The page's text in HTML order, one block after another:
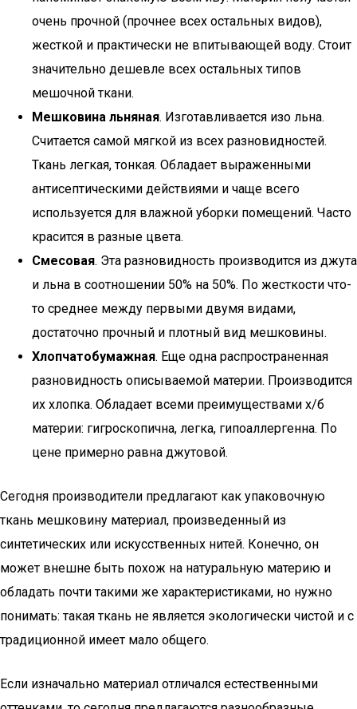
очень прочной (прочнее всех остальных видов),
жесткой и практически не впитывающей воду. Стоит
значительно дешевле всех остальных типов
мешочной ткани.
Мешковина льняная. Изготавливается изо льна.
Считается самой мягкой из всех разновидностей.
Ткань легкая, тонкая. Обладает выраженными
антисептическими действиями и чаще всего
используется для влажной уборки помещений. Часто
красится в разные цвета.
Смесовая. Эта разновидность производится из джута
и льна в соотношении 50% на 50%. По жесткости что-
то среднее между первыми двумя видами,
достаточно прочный и плотный вид мешковины.
Хлопчатобумажная. Еще одна распространенная
разновидность описываемой материи. Производится
их хлопка. Обладает всеми преимуществами х/б
материи: гигроскопична, легка, гипоаллергенна. По
цене примерно равна джутовой.
Сегодня производители предлагают как упаковочную
ткань мешковину материал, произведенный из
синтетических или искусственных нитей. Конечно, он
может внешне быть похож на натуральную материю и
обладать почти такими же характеристиками, но нужно
понимать: такая ткань не является экологически чистой и с
традиционной имеет мало общего.
Если изначально материал отличался естественными